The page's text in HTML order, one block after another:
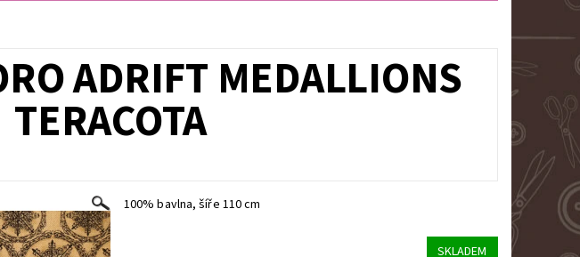
ADRIFT MEDALLIONS
TERACOTA
100% bavlna, šíře 110 cm
SKLADEM